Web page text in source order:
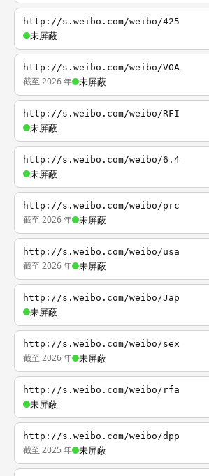
http://s.weibo.com/weibo/425
未屏蔽
http://s.weibo.com/weibo/VOA
截至 2026 年 未屏蔽
http://s.weibo.com/weibo/RFI
未屏蔽
http://s.weibo.com/weibo/6.4
未屏蔽
http://s.weibo.com/weibo/prc
截至 2026 年 未屏蔽
http://s.weibo.com/weibo/usa
截至 2026 年 未屏蔽
http://s.weibo.com/weibo/Jap
未屏蔽
http://s.weibo.com/weibo/sex
截至 2026 年 未屏蔽
http://s.weibo.com/weibo/rfa
未屏蔽
http://s.weibo.com/weibo/dpp
截至 2025 年 未屏蔽